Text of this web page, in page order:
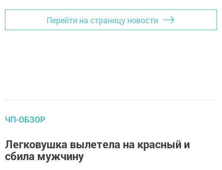
Перейти на страницу новости
ЧП-ОБЗОР
Легковушка вылетела на красный и
сбила мужчину